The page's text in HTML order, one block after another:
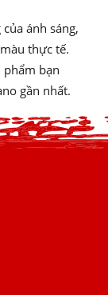
ánh sáng,
thực tế.
phẩm bạn
gần nhất.